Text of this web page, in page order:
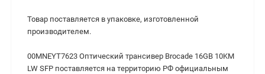
Товар поставляется в упаковке, изготовленной
производителем.
00MNEYT7623 Оптический трансивер Brocade 16GB 10KM
LW SFP поставляется на территорию РФ официальным